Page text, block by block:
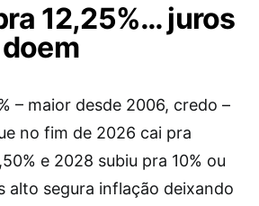
12,25%… juros
– maior desde 2006, credo –
no fim de 2026 cai pra
e 2028 subiu pra 10% ou
alto segura inflação deixando